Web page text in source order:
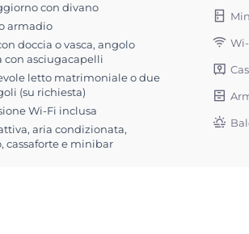
con divano
armadio
doccia o vasca, angolo
con asciugacapelli
letto matrimoniale o due
(su richiesta)
Wi-Fi inclusa
aria condizionata,
cassaforte e minibar